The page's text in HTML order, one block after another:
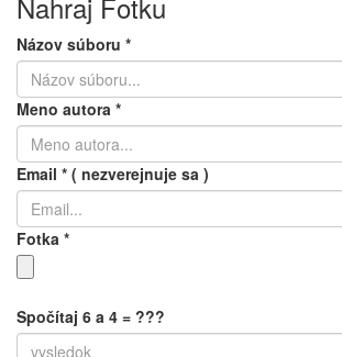
Názov súboru *
Meno autora *
Email * ( nezverejnuje sa )
Fotka *
Spočítaj 6 a 4 = ???